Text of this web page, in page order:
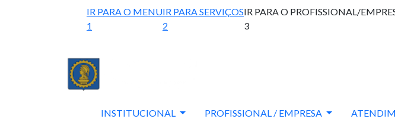
IR PARA O MENU
1
IR PARA SERVIÇOS
2
IR PARA O PROFISSIONAL/
3
INSTITUCIONAL PROFISSIONAL / EMPRESA